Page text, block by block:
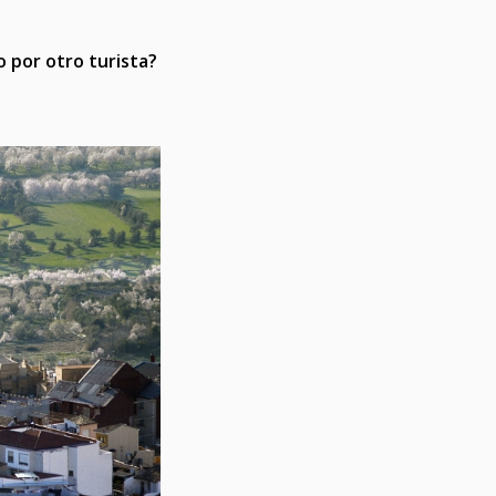
por otro turista?